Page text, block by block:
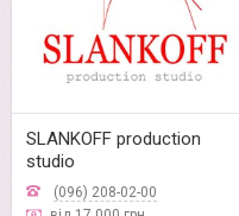
SLANKOFF production
studio
(096) 208-02-00